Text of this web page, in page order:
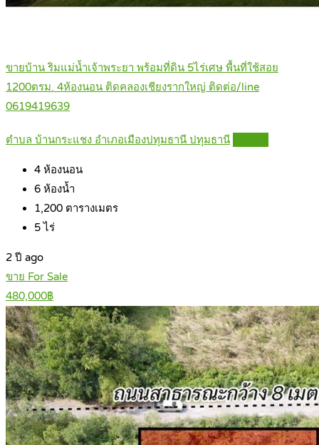
ขายบ้าน ริมแม่น้ำเจ้าพระยา พร้อมที่ดิน 5ไร่เศษ พื้นที่ใช้สอย
1200ตรม. 4ห้องนอน ติดคลองเชียงรากใหญ่ ติดต่อ/line
0619419639
ตำบล บ้านกระแชง อำเภอเมืองปทุมธานี ปทุมธานี
4 ห้องนอน
6 ห้องน้ำ
1,200 ตารางเมตร
5ไร่
2 ปี ago
ขาย For Sale
480,000฿